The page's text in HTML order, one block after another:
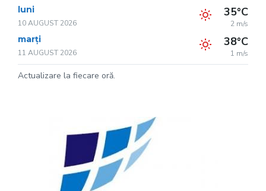
luni
10 AUGUST 2026
35°C
2 m/s
marți
11 AUGUST 2026
38°C
1 m/s
Actualizare la fiecare oră.